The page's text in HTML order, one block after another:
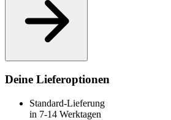
Deine Lieferoptionen
Standard-Lieferung
in 7-14 Werktagen